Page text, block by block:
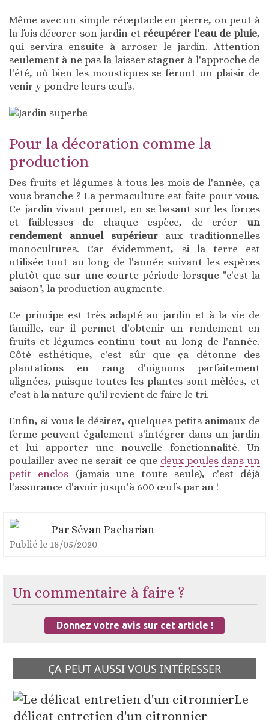
Même avec un simple réceptacle en pierre, on peut à
la fois décorer son jardin etrécupérer l'eau de pluie,
qui servira ensuite à arroser le jardin. Attention
seulement à ne pas la laisser stagner à l'approche de
l'été, où bien les moustiques se feront un plaisir de
venir y pondre leurs œufs.
Pour la décoration comme la
production
Des fruits et légumes à tous les mois de l'année, ça
vous branche ? La permaculture est faite pour vous.
Ce jardin vivant permet, en se basant sur les forces
et faiblesses de chaque espèce, de créer un
rendement annuel supérieuraux traditionnelles
monocultures. Car évidemment, si la terre est
utilisée tout au long de l'année suivant les espèces
plutôt que sur une courte période lorsque "c'est la
saison", la production augmente.
Ce principe est très adapté au jardin et à la vie de
famille, car il permet d'obtenir un rendement en
fruits et légumes continu tout au long de l'année.
Côté esthétique, c'est sûr que ça détonne des
plantations en rang d'oignons parfaitement
alignées, puisque toutes les plantes sont mêlées, et
c'est à la nature qu'il revient de faire le tri.
Enfin, si vous le désirez, quelques petits animaux de
ferme peuvent également s'intégrer dans un jardin
et lui apporter une nouvelle fonctionnalité. Un
poulailler avec ne serait-ce que deux poules dans un
petit enclos (jamais une toute seule), c'est déjà
l'assurance d'avoir jusqu'à 600 œufs par an !
Par Sévan Pacharian
Publié le 18/05/2020
Un commentaire à faire ?
Donnez votre avis sur cet article !
ÇA PEUT AUSSI VOUS INTÉRESSER
Le
délicat entretien d'un citronnier